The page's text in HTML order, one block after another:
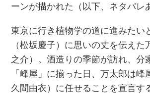
ーンが描かれた（以下、ネタバレ
東京に行き植物学の道に進みたい
（松坂慶子）に思いの丈を伝えた
之介）。酒造りの季節が訪れ、分
「峰屋」に揃った日、万太郎は峰
久間由衣）に任せることを宣言す